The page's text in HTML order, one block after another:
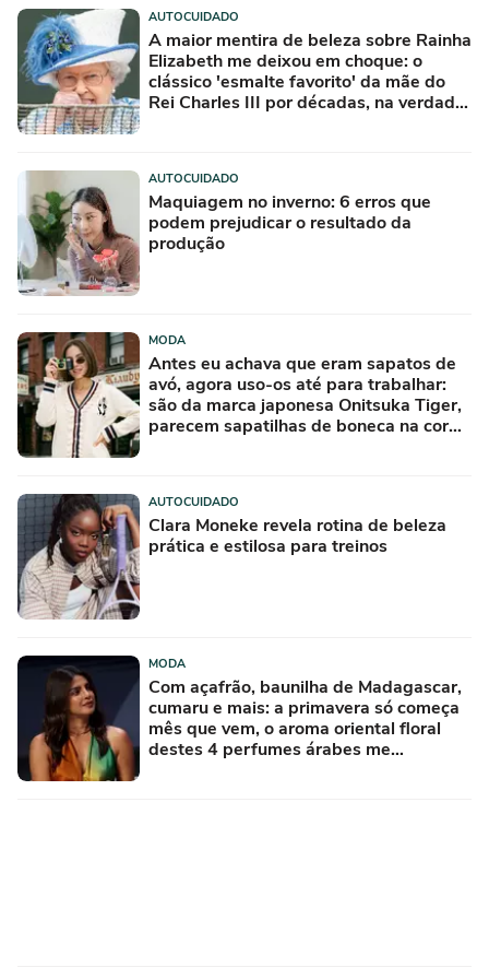
AUTOCUIDADO
A maior mentira de beleza sobre Rainha
Elizabeth me deixou em choque: o
clássico 'esmalte favorito' da mãe do
Rei Charles III por décadas, na verdade,
AUTOCUIDADO
Maquiagem no inverno: 6 erros que
podem prejudicar o resultado da
produção
MODA
Antes eu achava que eram sapatos de
avó, agora uso-os até para trabalhar:
são da marca japonesa Onitsuka Tiger,
parecem sapatilhas de boneca na cor
AUTOCUIDADO
Clara Moneke revela rotina de beleza
prática e estilosa para treinos
MODA
Com açafrão, baunilha de Madagascar,
cumaru e mais: a primavera só começa
mês que vem, o aroma oriental floral
destes 4 perfumes árabes me